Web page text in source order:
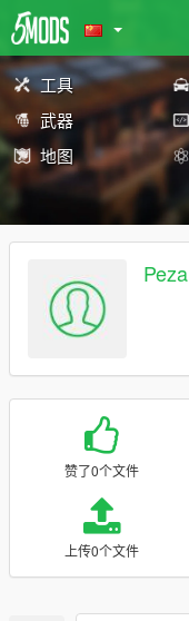
工具
武器
地图
Peza
赞了0个文件
上传0个文件